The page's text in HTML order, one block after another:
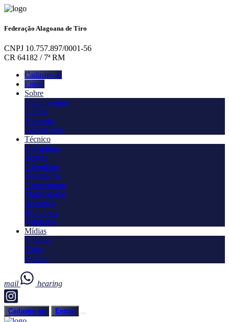
Federação Alagoana de Tiro
CNPJ 10.757.897/0001-56
CR 64182 / 7ª RM
Cadastre-se
Entrar
Sobre
Quem Somos
Clubes
Diretoria
Localização
Técnico
Disciplinas
Regras
Calendário
Resultados
Campeonato
Matriculados
Recordes
Biblioteca
Validador
Mídias
Notícias
Fotos
Vídeos
mail hearing
Cadastre-se Entrar